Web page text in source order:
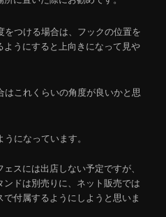
つける場合は、フックの位置を
うにすると上向きになって見や
はこれくらいの角度が良いかと思
になっています。
スには出店しない予定ですが、
ドは別売りに、ネット販売では
付属するようにしようと思いま